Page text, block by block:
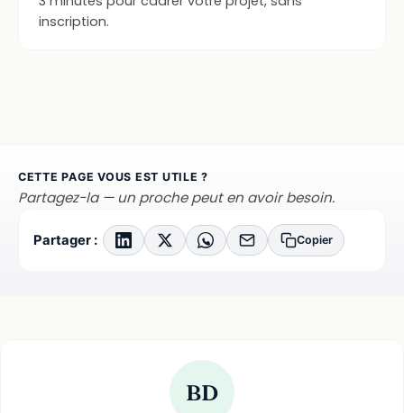
inscription.
CETTE PAGE VOUS EST UTILE ?
Partagez-la — un proche peut en avoir besoin.
Partager : Copier
BD